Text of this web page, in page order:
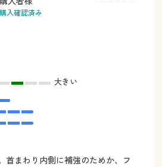
購入確認済み
大きい
首まわり内側に補強のためか、フ